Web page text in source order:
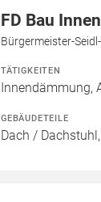
FD Bau
Bürgermeister-
TÄTIGKEITEN
Innendämmung,
GEBÄUDETEILE
Dach /